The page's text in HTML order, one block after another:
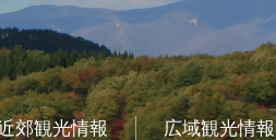
郊観光情報 広域観光情報